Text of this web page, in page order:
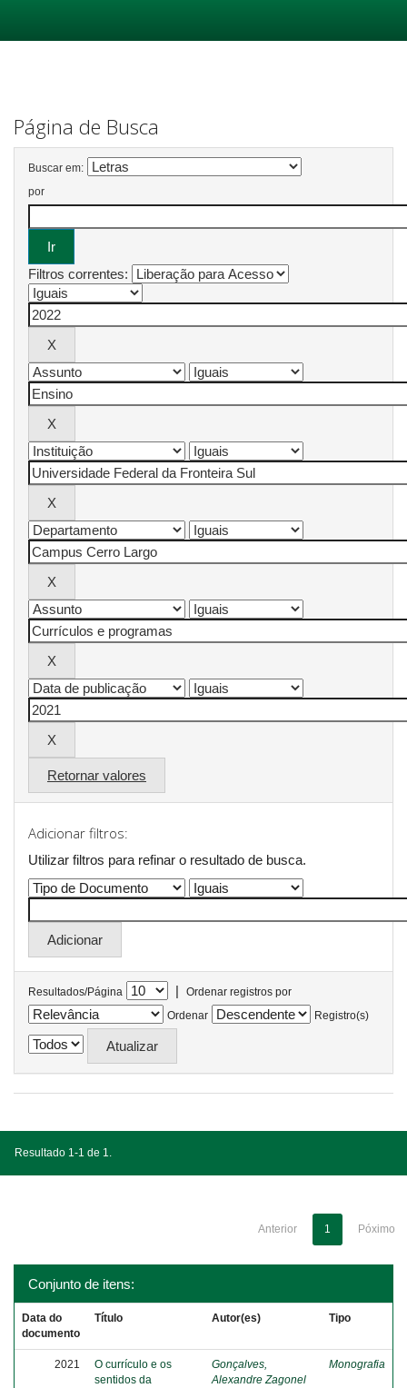
Página de Busca
Buscar em:
por
Filtros correntes:
Retornar valores
Adicionar filtros:
Utilizar filtros para refinar o resultado de busca.
Resultados/Página |
Ordenar registros por
Ordenar
Registro(s)
Resultado 1-1 de 1.
Anterior 1 Póximo
Conjunto de itens:
Data do
documento
Título Autor(es) Tipo
2021
O currículo e os
sentidos da
Gonçalves,
Alexandre Zagonel
Monografia